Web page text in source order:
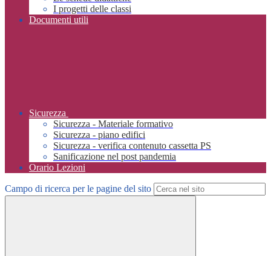
I progetti delle classi
Documenti utili
Sicurezza
Sicurezza - Materiale formativo
Sicurezza - piano edifici
Sicurezza - verifica contenuto cassetta PS
Sanificazione nel post pandemia
Orario Lezioni
Campo di ricerca per le pagine del sito